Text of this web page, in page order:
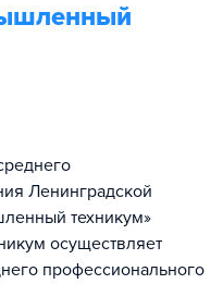
Ленинградской
техникум»
осуществляет
профессионального